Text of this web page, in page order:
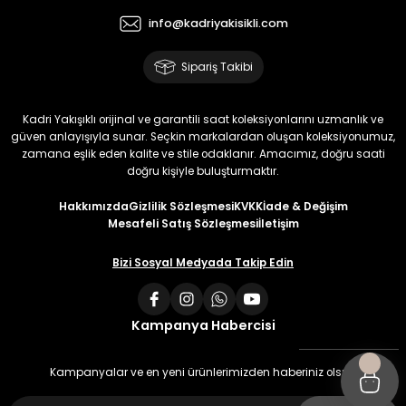
info@kadriyakisikli.com
Sipariş Takibi
Kadri Yakışıklı orijinal ve garantili saat koleksiyonlarını uzmanlık ve
güven anlayışıyla sunar. Seçkin markalardan oluşan koleksiyonumuz,
zamana eşlik eden kalite ve stile odaklanır. Amacımız, doğru saati
doğru kişiyle buluşturmaktır.
HakkımızdaGizlilik SözleşmesiKVKKİade & Değişim
Mesafeli Satış Sözleşmesiİletişim
Bizi Sosyal Medyada Takip Edin
Kampanya Habercisi
Kampanyalar ve en yeni ürünlerimizden haberiniz olsun